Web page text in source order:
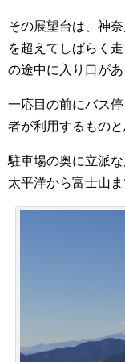
その展望台は、神
を超えてしばらく
の途中に入り口があ
一応目の前にバス
者が利用するものと
駐車場の奥に立派
太平洋から富士山